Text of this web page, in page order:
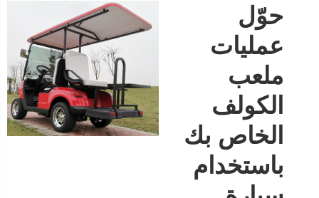
حوّل
عمليات
ملعب
الكولف
الخاص بك
باستخدام